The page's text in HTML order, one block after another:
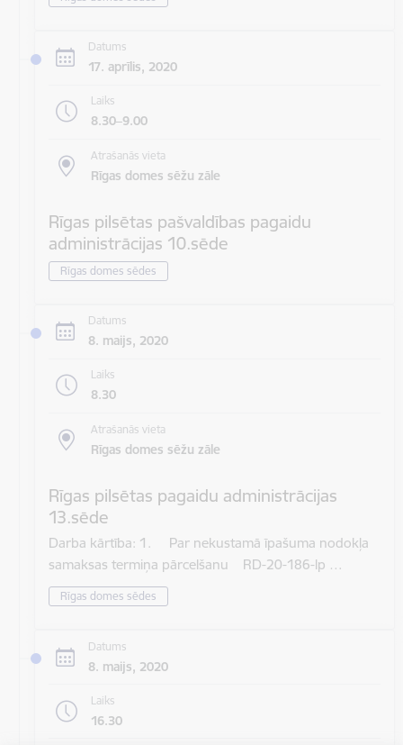
Datums
17. aprīlis, 2020
Laiks
8.30–9.00
Atrašanās vieta
Rīgas domes sēžu zāle
Rīgas pilsētas pašvaldības pagaidu
administrācijas 10.sēde
Rīgas domes sēdes
Datums
8. maijs, 2020
Laiks
8.30
Atrašanās vieta
Rīgas domes sēžu zāle
Rīgas pilsētas pagaidu administrācijas
13.sēde
Darba kārtība: 1. Par nekustamā īpašuma nodokļa
samaksas termiņa pārcelšanu RD-20-186-lp …
Rīgas domes sēdes
Datums
8. maijs, 2020
Laiks
16.30